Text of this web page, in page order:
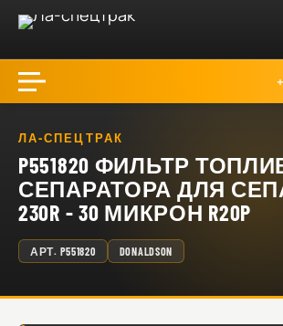
ЛА-СПЕЦТРАК
P551820 ФИЛЬТР
СЕПАРАТОРА ДЛЯ
230R - 30 МИКРОН R20P
АРТ. P551820 DONALDSON